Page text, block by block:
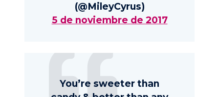
(@MileyCyrus)
5 de noviembre de 2017
You’re sweeter than